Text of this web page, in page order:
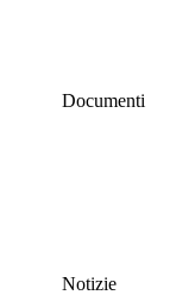
Documenti
Notizie